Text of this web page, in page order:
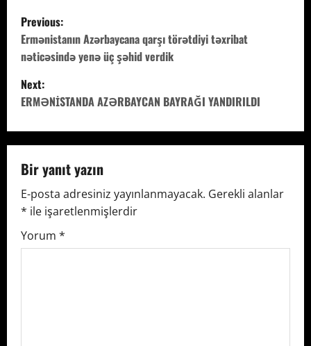
P
o
s
t
n
a
v
i
g
Previous:
Ermənistanın Azərbaycana qarşı törətdiyi təxribat
nəticəsində yenə üç şəhid verdik
Next:
ERMƏNİSTANDA AZƏRBAYCAN BAYRAĞI YANDIRILDI
Bir yanıt yazın
E-posta adresiniz yayınlanmayacak. Gerekli alanlar
* ile işaretlenmişlerdir
Yorum *